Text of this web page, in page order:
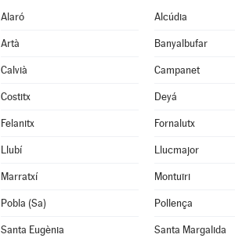
Alaró Alcúdia
Artà Banyalbufar
Calvià Campanet
Costitx Deyá
Felanitx Fornalutx
Llubí Llucmajor
Marratxí Montuïri
Pobla (Sa) Pollença
Santa Eugènia Santa Margalida